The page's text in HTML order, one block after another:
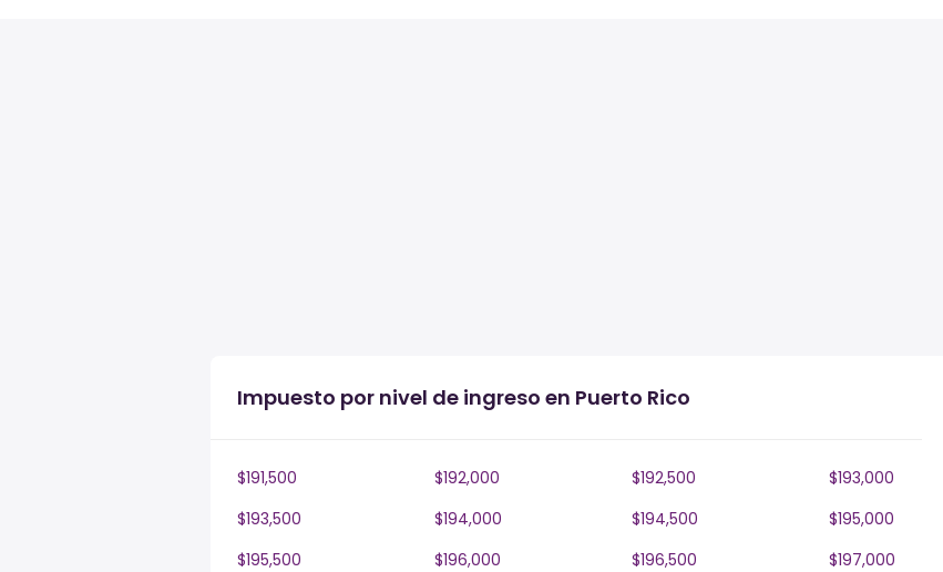
Impuesto por nivel de ingreso en Puerto Rico
$191,500 $192,000 $192,500
$193,000
$193,500
$194,000 $194,500
$195,000
$195,500
$196,000 $196,500
$197,000